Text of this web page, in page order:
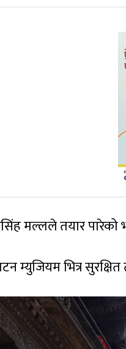
मल्लले तयार पारेको
म्युजियम भित्र सुरक्षित